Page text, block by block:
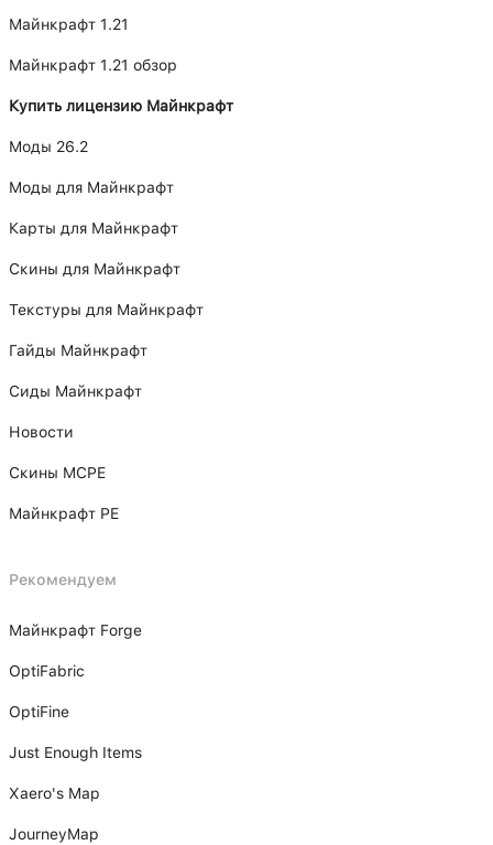
Майнкрафт 1.21
Майнкрафт 1.21 обзор
Купить лицензию Майнкрафт
Моды 26.2
Моды для Майнкрафт
Карты для Майнкрафт
Скины для Майнкрафт
Текстуры для Майнкрафт
Гайды Майнкрафт
Сиды Майнкрафт
Новости
Скины MCPE
Майнкрафт PE
Рекомендуем
Майнкрафт Forge
OptiFabric
OptiFine
Just Enough Items
Xаero's Mаp
JourneyMap